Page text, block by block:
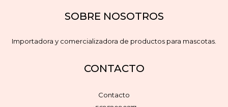
SOBRE NOSOTROS
Importadora y comercializadora de productos para mascotas.
CONTACTO
Contacto